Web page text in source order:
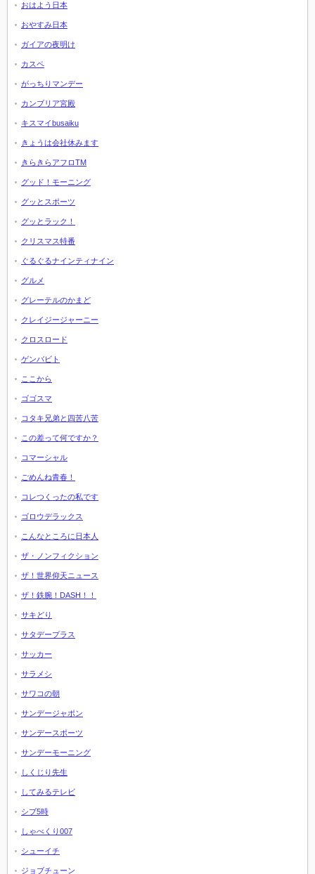
おはよう日本
おやすみ日本
ガイアの夜明け
カスペ
がっちりマンデー
カンブリア宮殿
キスマイbusaiku
きょうは会社休みます
きらきらアフロTM
グッド！モーニング
グッとスポーツ
グッとラック！
クリスマス特番
ぐるぐるナインティナイン
グルメ
グレーテルのかまど
クレイジージャーニー
クロスロード
ゲンバビト
ここから
ゴゴスマ
コタキ兄弟と四苦八苦
この差って何ですか？
コマーシャル
ごめんね青春！
コレつくったの私です
ゴロウデラックス
こんなところに日本人
ザ・ノンフィクション
ザ！世界仰天ニュース
ザ！鉄腕！DASH！！
サキどり
サタデープラス
サッカー
サラメシ
サワコの朝
サンデージャポン
サンデースポーツ
サンデーモーニング
しくじり先生
してみるテレビ
シブ5時
しゃべくり007
シューイチ
ジョブチューン